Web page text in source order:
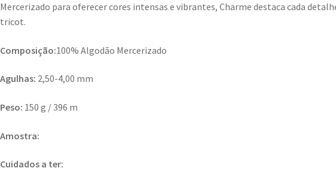
Mercerizado para oferecer cores intensas e vibrantes, Charme destaca cada
tricot.
Composição:100% Algodão Mercerizado
Agulhas: 2,50-4,00 mm
Peso: 150 g / 396 m
Amostra:
Cuidados a ter: